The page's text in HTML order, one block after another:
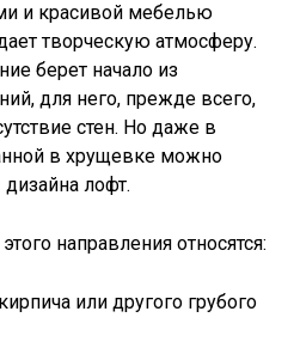
и красивой мебелью
творческую атмосферу.
берет начало из
для него, прежде всего,
стен. Но даже в
в хрущевке можно
лофт.
направления относятся:
или другого грубого